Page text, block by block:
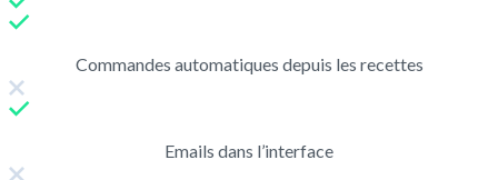
Commandes automatiques depuis les recettes
Emails dans l’interface